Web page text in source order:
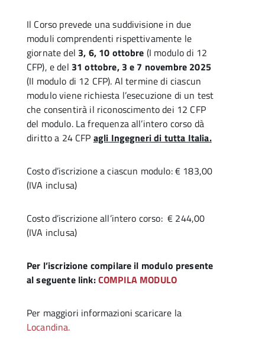
Il Corso prevede una suddivisione in due
moduli comprendenti rispettivamente le
giornate del 3, 6, 10 ottobre (I modulo di 12
CFP), e del 31 ottobre, 3 e 7 novembre 2025
(II modulo di 12 CFP). Al termine di ciascun
modulo viene richiesta l’esecuzione di un test
che consentirà il riconoscimento dei 12 CFP
del modulo. La frequenza all’intero corso dà
diritto a 24 CFP agli Ingegneri di tutta Italia.
Costo d’iscrizione a ciascun modulo: € 183,00
(IVA inclusa)
Costo d’iscrizione all’intero corso: € 244,00
(IVA inclusa)
Per l’iscrizione compilare il modulo presente
al seguente link:COMPILA MODULO
Per maggiori informazioni scaricare la
Locandina.